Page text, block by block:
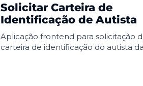
Solicitar Carteira de
Identificação de Autista
Aplicação frontend para solicitação
carteira de identificação do autista